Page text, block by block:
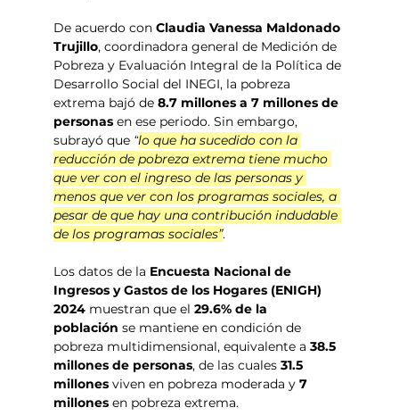
De acuerdo con Claudia Vanessa Maldonado
Trujillo, coordinadora general de Medición de
Pobreza y Evaluación Integral de la Política de
Desarrollo Social del INEGI, la pobreza
extrema bajó de 8.7 millones a 7 millones de
personas en ese periodo. Sin embargo,
subrayó que “lo que ha sucedido con la
reducción de pobreza extrema tiene mucho
que ver con el ingreso de las personas y
menos que ver con los programas sociales, a
pesar de que hay una contribución indudable
de los programas sociales”.
Los datos de la Encuesta Nacional de
Ingresos y Gastos de los Hogares (ENIGH)
2024 muestran que el 29.6% de la
población se mantiene en condición de
pobreza multidimensional, equivalente a 38.5
millones de personas, de las cuales 31.5
millones viven en pobreza moderada y 7
millones en pobreza extrema.